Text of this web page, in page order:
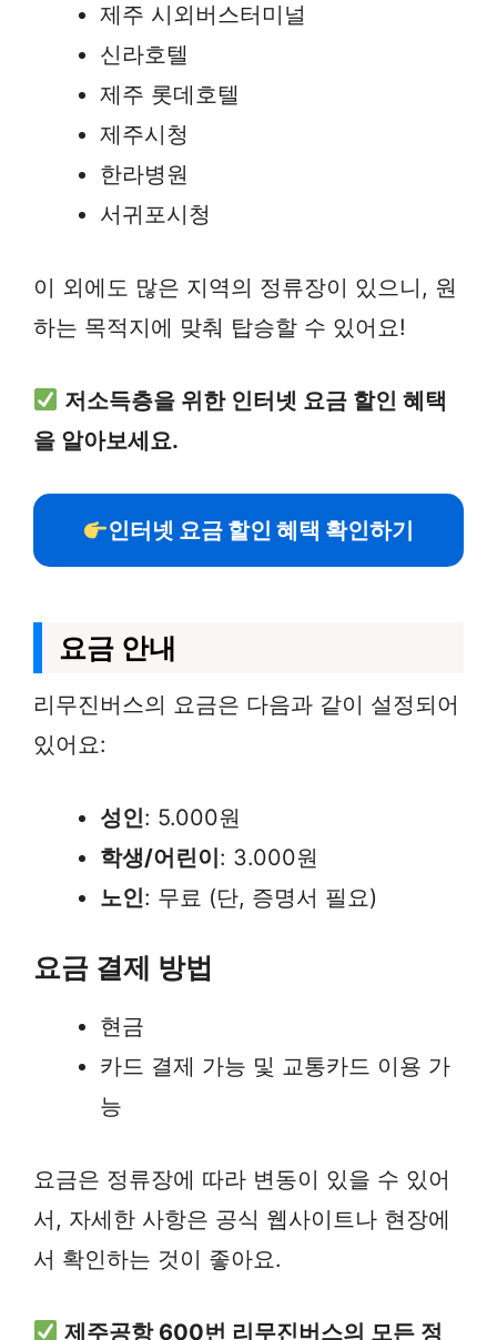
제주 시외버스터미널
신라호텔
제주 롯데호텔
제주시청
한라병원
서귀포시청
이 외에도 많은 지역의 정류장이 있으니, 원
하는 목적지에 맞춰 탑승할 수 있어요!
저소득층을 위한 인터넷 요금 할인 혜택
을 알아보세요.
인터넷 요금 할인 혜택 확인하기
요금 안내
리무진버스의 요금은 다음과 같이 설정되어
있어요:
성인: 5.000원
학생/어린이: 3.000원
노인: 무료 (단, 증명서 필요)
요금 결제 방법
현금
카드 결제 가능 및 교통카드 이용 가
능
요금은 정류장에 따라 변동이 있을 수 있어
서, 자세한 사항은 공식 웹사이트나 현장에
서 확인하는 것이 좋아요.
제주공항 600번 리무진버스의 모든 정